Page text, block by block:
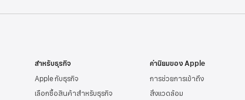
สำหรับธุรกิจ
Apple กับธุรกิจ
เลือกซื้อสินค้าสำหรับธุรกิจ
ค่านิยมของ Apple
การช่วยการเข้าถึง
สิ่งแวดล้อม